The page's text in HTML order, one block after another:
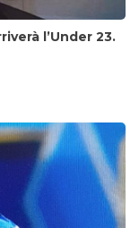
l’Under 23.